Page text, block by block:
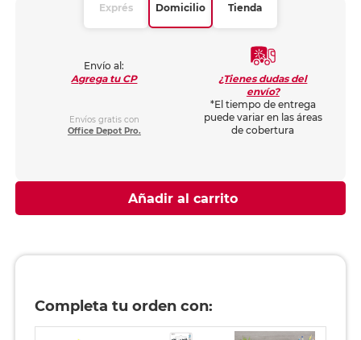
Exprés Domicilio Tienda
Envío al:
Agrega tu CP
Envíos gratis con
Office Depot Pro.
¿Tienes dudas del
envío?
*El tiempo de entrega
puede variar en las áreas
de cobertura
Añadir al carrito
Completa tu orden con: